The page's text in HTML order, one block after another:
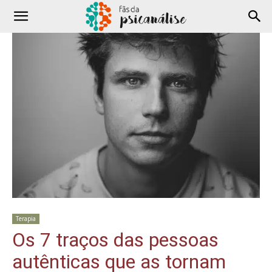
Terapia
Os 7 traços das pessoas
autênticas que as tornam